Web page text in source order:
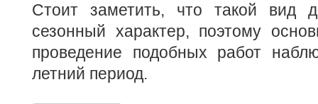
Стоит заметить, что такой вид
сезонный характер, поэтому
проведение подобных работ
летний период.